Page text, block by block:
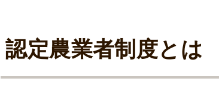
認定農業者制度とは